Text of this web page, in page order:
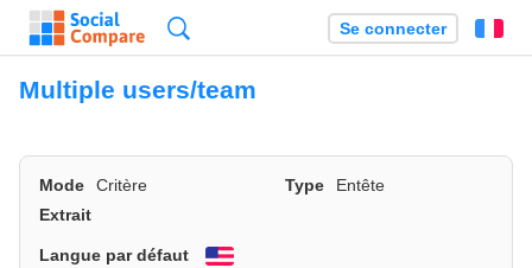
Se connecter
Multiple users/team
Mode Critère Type
Entête
Extrait
Langue par défaut
English